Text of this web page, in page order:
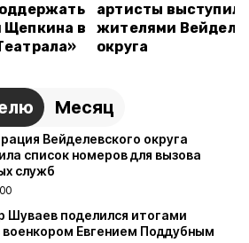
Щепкина в
артисты
жителями
округа
Месяц
Вейделевского округа
список номеров для вызова
служб
Шуваев поделился итогами
военкором Евгением Поддубным